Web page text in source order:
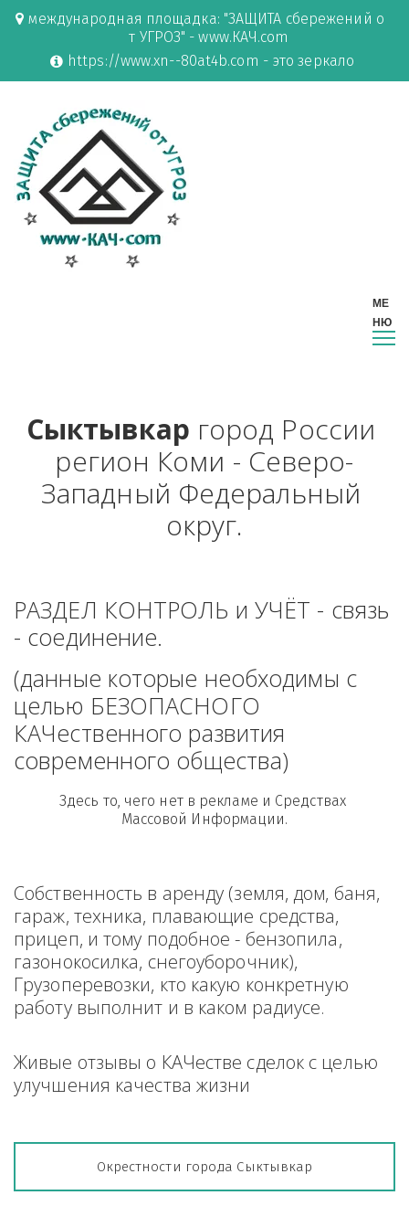
международная площадка: "ЗАЩИТА сбережений о
т УГРОЗ" - www.КАЧ.com
https://www.xn--80at4b.com - это зеркало
Сыктывкар город России
регион Коми - Северо-
Западный Федеральный
округ.
РАЗДЕЛ КОНТРОЛЬ и УЧЁТ - связь
- соединение.
(данные которые необходимы с
целью БЕЗОПАСНОГО
КАЧественного развития
современного общества)
Здесь то, чего нет в рекламе и Средствах
Массовой Информации.
Собственность в аренду (земля, дом, баня,
гараж, техника, плавающие средства,
прицеп, и тому подобное - бензопила,
газонокосилка, снегоуборочник),
Грузоперевозки, кто какую конкретную
работу выполнит и в каком радиусе.
Живые отзывы о КАЧестве сделок с целью
улучшения качества жизни
Окрестности города Сыктывкар